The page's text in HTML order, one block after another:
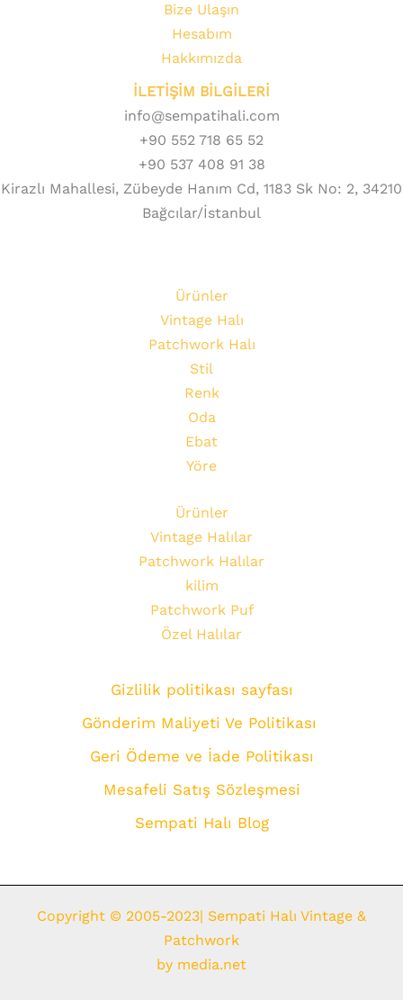
Bize Ulaşın
Hesabım
Hakkımızda
İLETİŞİM BİLGİLERİ
info@sempatihali.com
+90 552 718 65 52
+90 537 408 91 38
Kirazlı Mahallesi, Zübeyde Hanım Cd, 1183 Sk No: 2, 34210
Bağcılar/İstanbul
Ürünler
Vintage Halı
Patchwork Halı
Stil
Renk
Oda
Ebat
Yöre
Ürünler
Vintage Halılar
Patchwork Halılar
kilim
Patchwork Puf
Özel Halılar
Gizlilik politikası sayfası
Gönderim Maliyeti Ve Politikası
Geri Ödeme ve İade Politikası
Mesafeli Satış Sözleşmesi
Sempati Halı Blog
Copyright © 2005-2023| Sempati Halı Vintage &
Patchwork
by media.net